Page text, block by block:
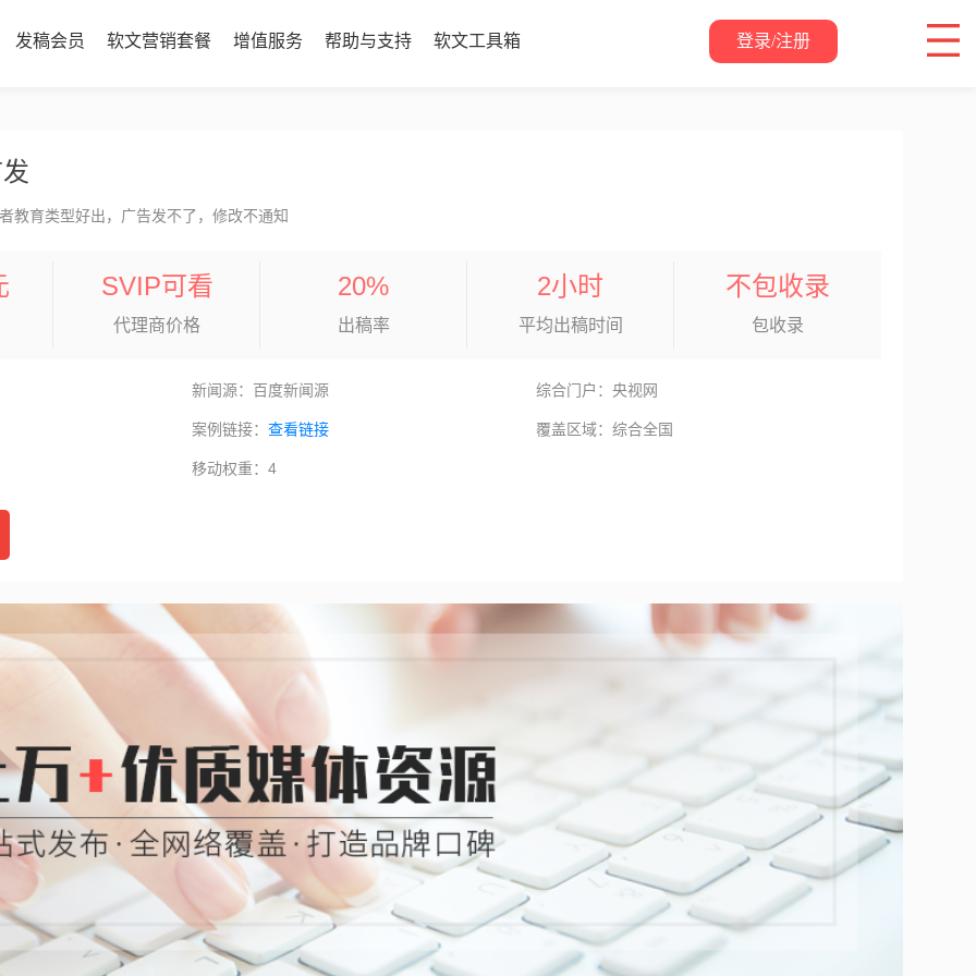
发稿会员 软文营销套餐 增值服务 帮助与支持 软文工具箱 登录/注册
教育类型好出，广告发不了，修改不通知
SVIP可看
代理商价格
20%
出稿率
2小时
平均出稿时间
不包收录
包收录
新闻源：百度新闻源 综合门户：央视网
案例链接： 查看链接 覆盖区域：综合全国
移动权重：4